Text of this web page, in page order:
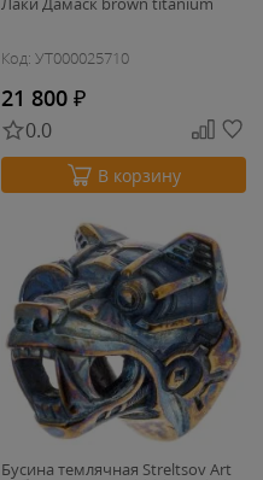
Код: УТ000025710
21 800 ₽
0.0
В корзину
Бусина темлячная Streltsov Art